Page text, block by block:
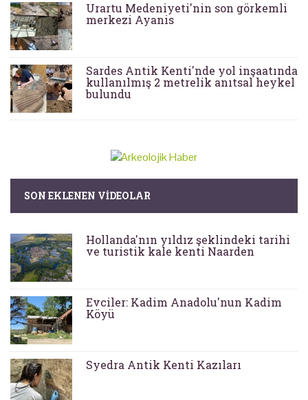
Urartu Medeniyeti'nin son görkemli
merkezi Ayanis
Sardes Antik Kenti'nde yol inşaatında
kullanılmış 2 metrelik anıtsal heykel
bulundu
SON EKLENEN VIDEOLAR
Hollanda'nın yıldız şeklindeki tarihi
ve turistik kale kenti Naarden
Evciler: Kadim Anadolu'nun Kadim
Köyü
Syedra Antik Kenti Kazıları